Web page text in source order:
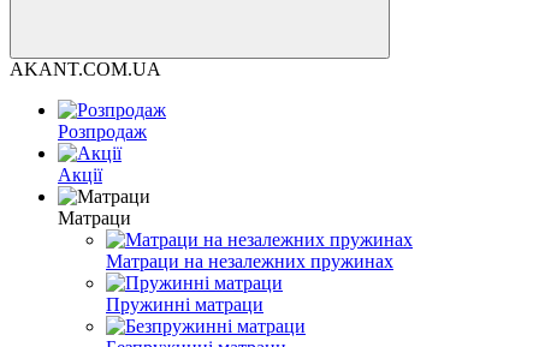
AKANT.COM.UA
Розпродаж
Акції
Матраци
Матраци на незалежних пружинах
Пружинні матраци